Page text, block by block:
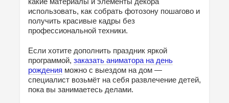
использовать, как собрать фотозону пошагово и
получить красивые кадры без
профессиональной техники.
Если хотите дополнить праздник яркой
программой, заказать аниматора на день
рождения можно с выездом на дом —
специалист возьмёт на себя развлечение детей,
пока вы занимаетесь делами.